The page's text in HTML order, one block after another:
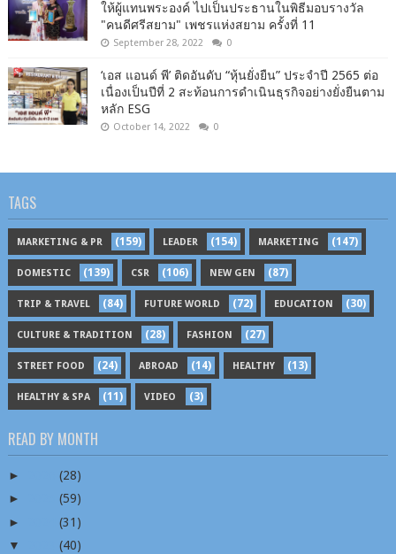
ให้ผู้แทนพระองค์ ไปเป็นประธานในพิธีมอบรางวัล
"คนดีศรีสยาม" เพชรแห่งสยาม ครั้งที่ 11
September 28, 2022 0
‘เอส แอนด์ พี’ ติดอันดับ “หุ้นยั่งยืน” ประจำปี 2565 ต่อ
เนื่องเป็นปีที่ 2 สะท้อนการดำเนินธุรกิจอย่างยั่งยืนตาม
หลัก ESG
October 14, 2022 0
TAGS
MARKETING & PR (159) LEADER (154) MARKETING (147)
DOMESTIC (139) CSR (106) NEW GEN (87)
TRIP & TRAVEL (84) FUTURE WORLD (72) EDUCATION (30)
CULTURE & TRADITION (28) FASHION (27)
STREET FOOD (24) ABROAD (14) HEALTHY (13)
HEALTHY & SPA (11) VIDEO (3)
READ BY MONTH
►
(28)
►
(59)
►
(31)
▼
(40)